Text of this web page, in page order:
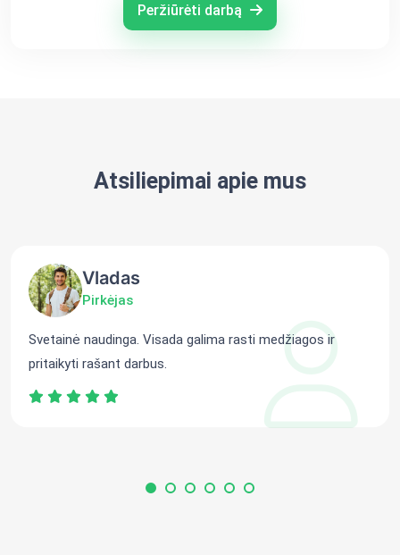
Peržiūrėti darbą
Atsiliepimai apie mus
Vladas
Pirkėjas
Svetainė naudinga. Visada galima rasti medžiagos ir
pritaikyti rašant darbus.